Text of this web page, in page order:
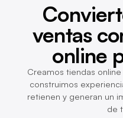
ventas
online
Creamos tiendas
construimos
retienen y generan un
de